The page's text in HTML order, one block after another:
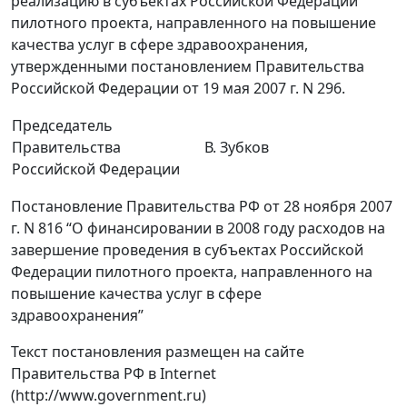
пилотного проекта, направленного на повышение
качества услуг в сфере здравоохранения,
утвержденными постановлением Правительства
Российской Федерации от 19 мая 2007 г. N 296.
Председатель
Правительства
Российской Федерации
В. Зубков
Постановление Правительства РФ от 28 ноября 2007
г. N 816 “О финансировании в 2008 году расходов на
завершение проведения в субъектах Российской
Федерации пилотного проекта, направленного на
повышение качества услуг в сфере
здравоохранения”
Текст постановления размещен на сайте
Правительства РФ в Internet
(http://www.government.ru)